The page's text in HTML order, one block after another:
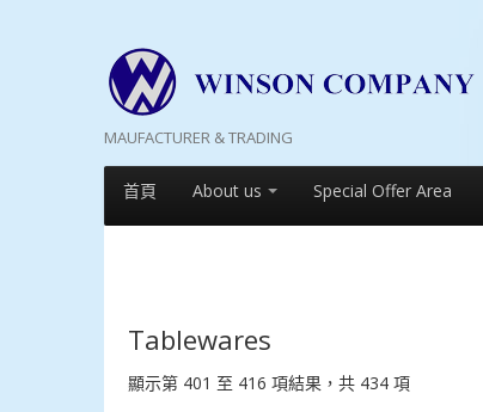
MAUFACTURER & TRADING
首頁 About us Special Offer Area
Tablewares
顯示第 401 至 416 項結果，共 434 項